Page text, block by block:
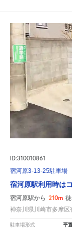
ID:310010861
宿河原3-13-25駐車場
宿河原駅利用時は
宿河原駅から 210m
神奈川県川崎市多摩
駐車場形式 平